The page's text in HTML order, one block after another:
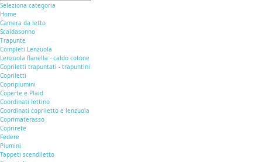
Seleziona categoria
Home
Camera da letto
Scaldasonno
Trapunte
Completi Lenzuola
Lenzuola flanella - caldo cotone
Copriletti trapuntati - trapuntini
Copriletti
Copripiumini
Coperte e Plaid
Coordinati lettino
Coordinati copriletto e lenzuola
Coprimaterasso
Coprirete
Federe
Piumini
Tappeti scendiletto